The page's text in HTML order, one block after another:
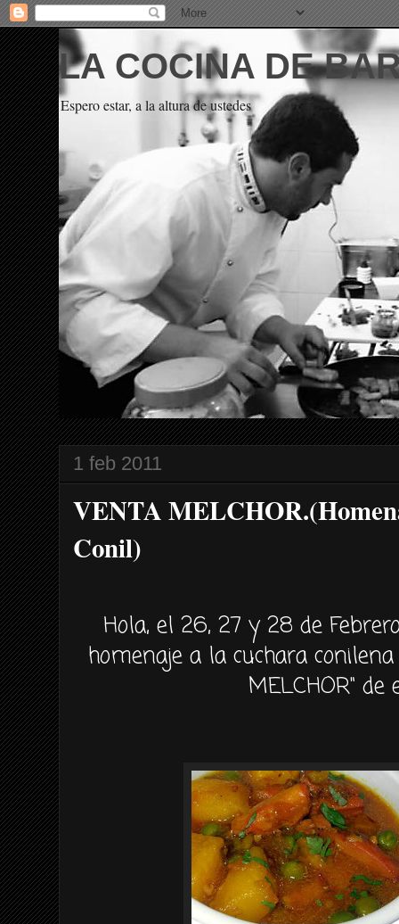
LA COCINA DE
Espero estar, a la altura de ustedes
1 feb 2011
VENTA
Conil)
Hola, el 26, 27 y 28 de
homenaje a la cuchara conilena
MELCHOR" de